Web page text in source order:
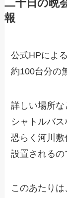
二十日の晩
報
公式HPによ
約100台分の
詳しい場所な
シャトルバ
恐らく河川
設置されるの
このあたりは